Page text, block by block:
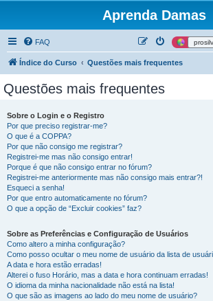
Aprenda Damas
FAQ
Índice do Curso Questões mais frequentes
Questões mais frequentes
Sobre o Login e o Registro
Por que preciso registrar-me?
O que é a COPPA?
Por que não consigo me registrar?
Registrei-me mas não consigo entrar!
Porque é que não consigo entrar no fórum?
Registrei-me anteriormente mas não consigo mais entrar?!
Esqueci a senha!
Por que entro automaticamente no fórum?
O que a opção de “Excluir cookies” faz?
Sobre as Preferências e Configuração de Usuários
Como altero a minha configuração?
Como posso ocultar o meu nome de usuário da lista de
A data e hora estão erradas!
Alterei o fuso Horário, mas a data e hora continuam erradas!
O idioma da minha nacionalidade não está na lista!
O que são as imagens ao lado do meu nome de usuário?